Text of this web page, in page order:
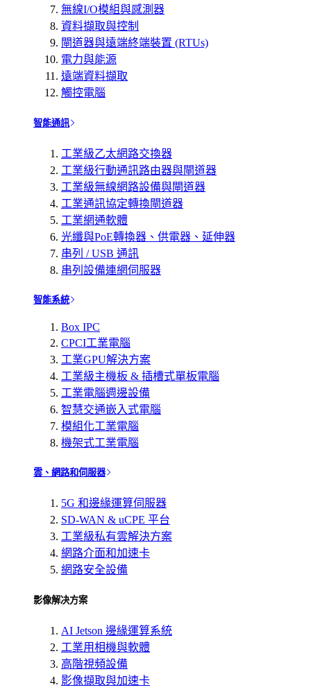
無線I/O模組與感測器
資料擷取與控制
閘道器與遠端終端裝置 (RTUs)
電力與能源
遠端資料擷取
觸控電腦
智能通訊
工業級乙太網路交換器
工業級行動通訊路由器與閘道器
工業級無線網路設備與閘道器
工業通訊協定轉換閘道器
工業網通軟體
光纖與PoE轉換器、供電器、延伸器
串列 / USB 通訊
串列設備連網伺服器
智能系統
Box IPC
CPCI工業電腦
工業GPU解決方案
工業級主機板 & 插槽式單板電腦
工業電腦週邊設備
智慧交通嵌入式電腦
模組化工業電腦
機架式工業電腦
雲、網路和伺服器
5G 和邊緣運算伺服器
SD-WAN & uCPE 平台
工業級私有雲解決方案
網路介面和加速卡
網路安全設備
影像解决方案
AI Jetson 邊緣運算系統
工業用相機與軟體
高階視頻設備
影像擷取與加速卡